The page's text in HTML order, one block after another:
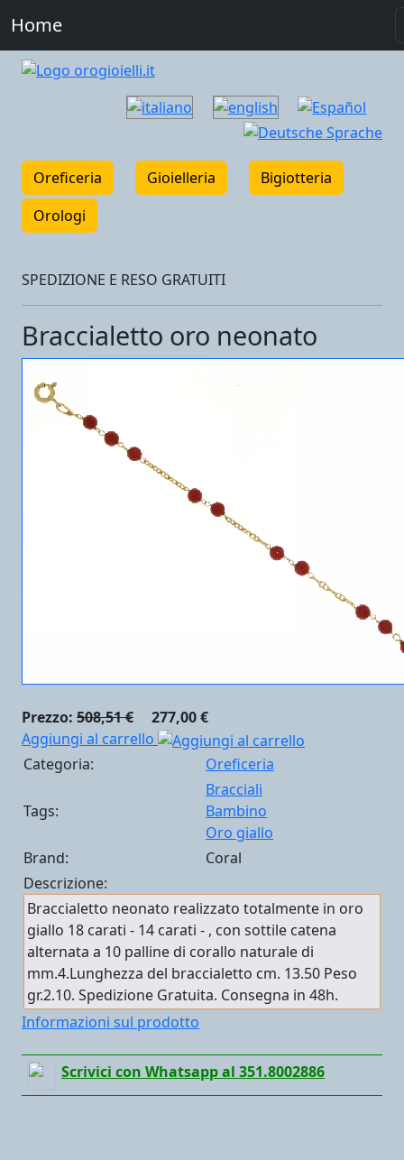
Home
Oreficeria Gioielleria
Bigiotteria
Orologi
SPEDIZIONE E RESO GRATUITI
Braccialetto oro neonato
Prezzo: 508,51 €
277,00 €
Aggiungi al carrello
Categoria:
Oreficeria
Tags:
Bracciali
Bambino
Oro giallo
Brand:
Coral
Descrizione:
Braccialetto neonato realizzato totalmente in oro
giallo 18 carati - 14 carati - , con sottile catena
alternata a 10 palline di corallo naturale di
mm.4.Lunghezza del braccialetto cm. 13.50 Peso
gr.2.10. Spedizione Gratuita. Consegna in 48h.
Informazioni sul prodotto
Scrivici con Whatsapp al 351.8002886